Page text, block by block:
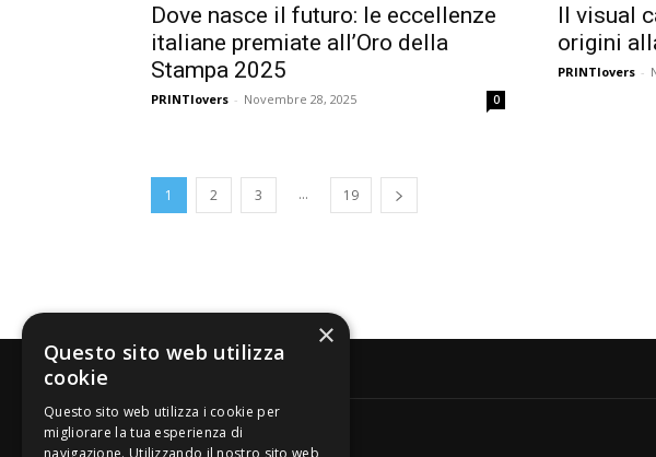
Dove nasce il futuro: le eccellenze
italiane premiate all’Oro della
Stampa 2025
PRINTlovers - Novembre 28, 2025 0
Il visual
origini
PRINTlovers -
1 2 3 ... 19
×
Questo sito web utilizza
cookie
Questo sito web utilizza i cookie per
migliorare la tua esperienza di
navigazione. Utilizzando il nostro sito web